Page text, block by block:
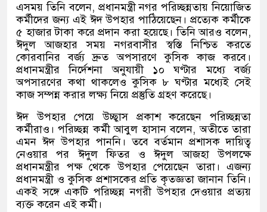
এসময় তিনি বলেন, প্রধানমন্ত্রী নগর পরিচ্ছন্নতায় নিয়োজিত
কর্মীদের জন্য এই ঈদ উপহার পাঠিয়েছেন। প্রত্যেক কর্মীকে
৫ হাজার টাকা করে প্রদান করা হয়েছে। তিনি আরও বলেন,
ঈদুল আজহার সময় নগরবাসীর স্বস্তি নিশ্চিত করতে
কোরবানির বর্জ্য দ্রুত অপসারণে কুসিক কাজ করবে।
প্রধানমন্ত্রীর নির্দেশনা অনুযায়ী ১০ ঘণ্টার মধ্যে বর্জ্য
অপসারণের কথা থাকলেও কুসিক ৮ ঘণ্টার মধ্যেই সেই
কাজ সম্পন্ন করার লক্ষ্য নিয়ে প্রস্তুতি গ্রহণ করেছে।
ঈদ উপহার পেয়ে উচ্ছ্বাস প্রকাশ করেছেন পরিচ্ছন্নতা
কর্মীরাও। পরিচ্ছন্ন কর্মী আবুল হাসান বলেন,অতীতে তারা
এমন ঈদ উপহার পাননি। তবে বর্তমান প্রশাসক দায়িত্ব
নেওয়ার পর ঈদুল ফিতর ও ঈদুল আজহা উপলক্ষে
প্রধানমন্ত্রীর পক্ষ থেকে উপহার পেয়েছেন তারা। এজন্য
প্রধানমন্ত্রী ও কুসিক প্রশাসকের প্রতি কৃতজ্ঞতা জানান তিনি।
একই সঙ্গে একটি পরিচ্ছন্ন নগরী উপহার দেওয়ার প্রত্যয়
ব্যক্ত করেন এই কর্মী।